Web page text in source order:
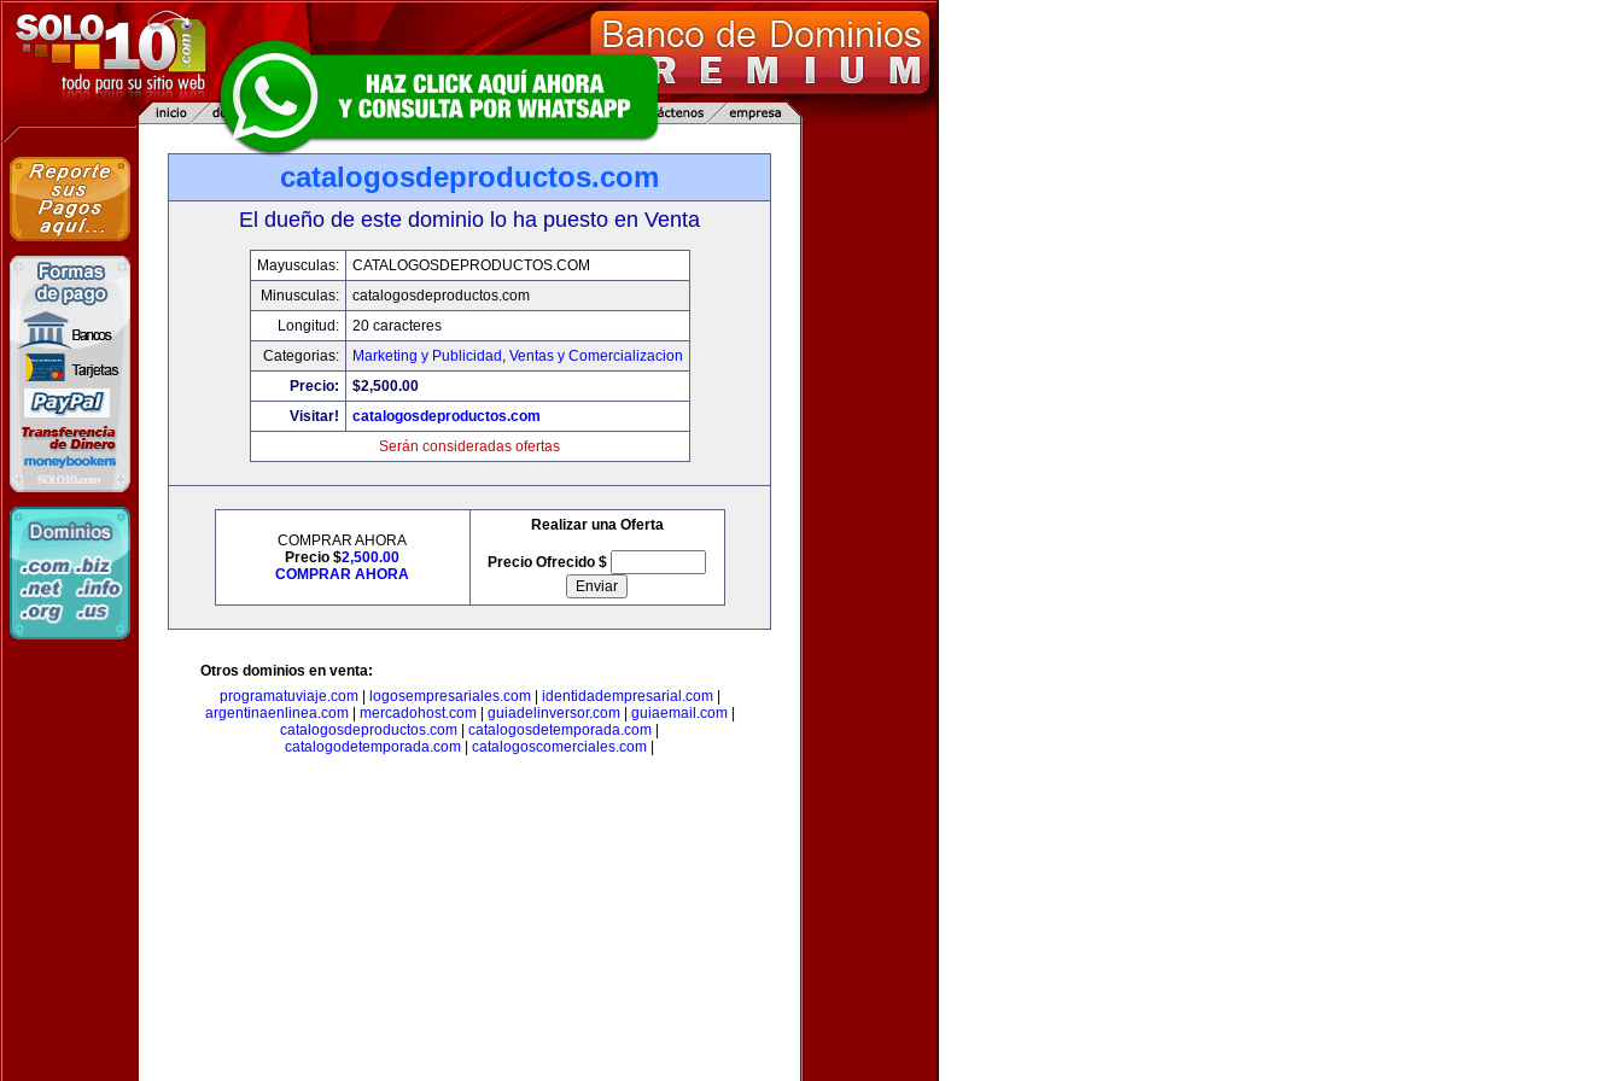
catalogosdeproductos.com
El dueño de este dominio lo ha puesto en Venta
Mayusculas:
CATALOGOSDEPRODUCTOS.COM
Minusculas:
catalogosdeproductos.com
Longitud:
20 caracteres
Categorias:
Marketing y Publicidad , Ventas y Comercializacion
Precio:
$2,500.00
Visitar!
catalogosdeproductos.com
Serán consideradas ofertas
COMPRAR AHORA
Precio $2,500.00
COMPRAR AHORA
Realizar una Oferta
Precio Ofrecido $
Otros dominios en venta:
programatuviaje.com| logosempresariales.com| identidadempresarial.com|
argentinaenlinea.com| mercadohost.com| guiadelinversor.com| guiaemail.com|
catalogosdeproductos.com
catalogosdetemporada.com
catalogodetemporada.com
catalogoscomerciales.com